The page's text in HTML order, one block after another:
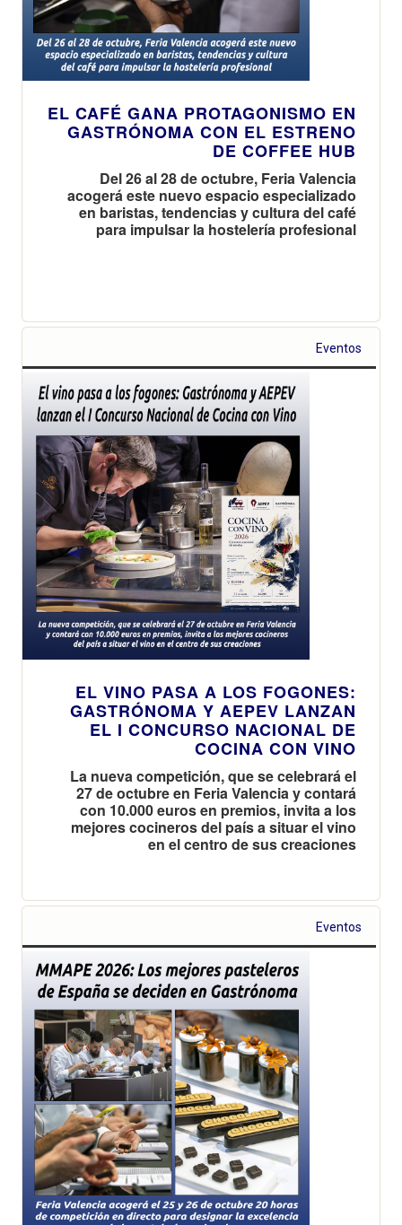
EL CAFÉ GANA PROTAGONISMO EN
GASTRÓNOMA CON EL ESTRENO
DE COFFEE HUB
Del 26 al 28 de octubre, Feria Valencia
acogerá este nuevo espacio especializado
en baristas, tendencias y cultura del café
para impulsar la hostelería profesional
Eventos
EL VINO PASA A LOS FOGONES:
GASTRÓNOMA Y AEPEV LANZAN
EL I CONCURSO NACIONAL DE
COCINA CON VINO
La nueva competición, que se celebrará el
27 de octubre en Feria Valencia y contará
con 10.000 euros en premios, invita a los
mejores cocineros del país a situar el vino
en el centro de sus creaciones
Eventos